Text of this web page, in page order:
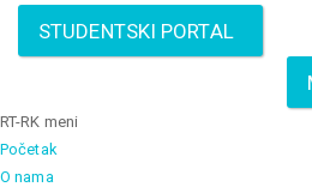
STUDENTSKI PORTAL
RT-RK meni
Početak
O nama